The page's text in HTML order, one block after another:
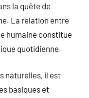
la quête de
La relation entre
humaine constitue
quotidienne.
naturelles, il est
basiques et